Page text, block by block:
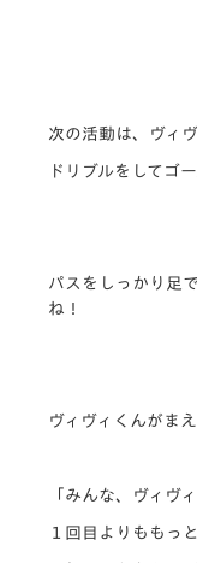
次の活動は、ヴィ
ドリブルをしてゴ
パスをしっかり足
ね！
ヴィヴィくんがま
「みんな、ヴィヴ
１回目よりももっ